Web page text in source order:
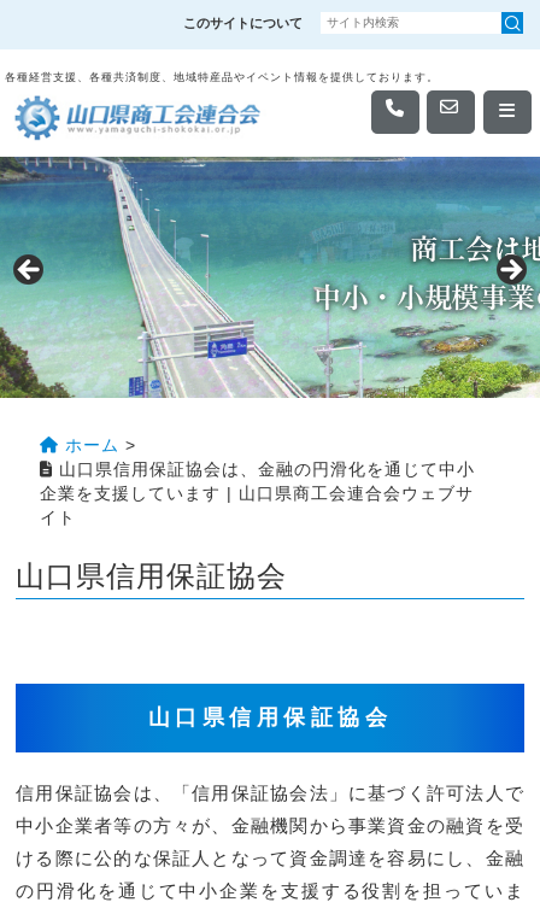
このサイトについて
各種経営支援、各種共済制度、地域特産品やイベント情報を提供しております。
ホーム >
山口県信用保証協会は、金融の円滑化を通じて中小
企業を支援しています | 山口県商工会連合会ウェブサ
イト
山口県信用保証協会
山口県信用保証協会
信用保証協会は、「信用保証協会法」に基づく許可法人で
中小企業者等の方々が、金融機関から事業資金の融資を受
ける際に公的な保証人となって資金調達を容易にし、金融
の円滑化を通じて中小企業を支援する役割を担っていま